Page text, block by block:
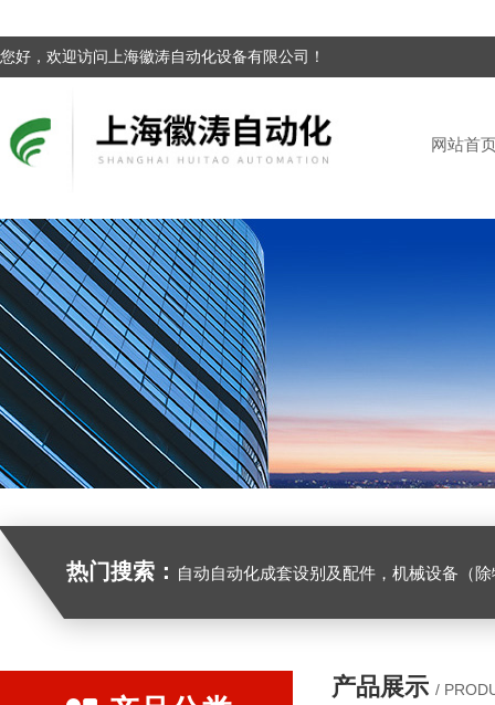
您好，欢迎访问上海徽涛自动化设备有限公司！
网站首
热门搜索： 自动自动化成套设别及配件，机械设备（除特种设备）及配件制造，加工（以上限分支机构经营），设计，批发，零售，模具，五金制品，工具加工（限分支机构经营），设计，批发，零售。五金交电，金属材料，金属制品，不锈钢制品，建筑材料，钢材，橡塑制品，环保设备，润滑剂，汽车配件，摩托车配件的批发，零售。（企业经营涉及行政许可的，凭许可证件经营）化成套设别及配件，机械设备（除特种设
产品展示 /